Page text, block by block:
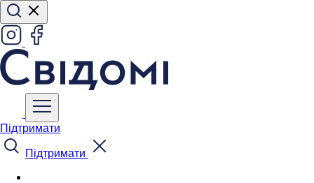
Підтримати
Підтримати